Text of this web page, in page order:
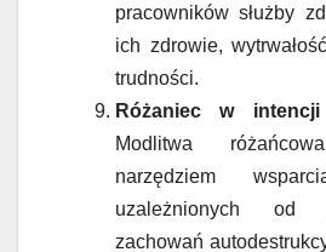
pracowników służby
ich zdrowie,
trudności.
Różaniec w intencji
Modlitwa
narzędziem
uzależnionych od
zachowań